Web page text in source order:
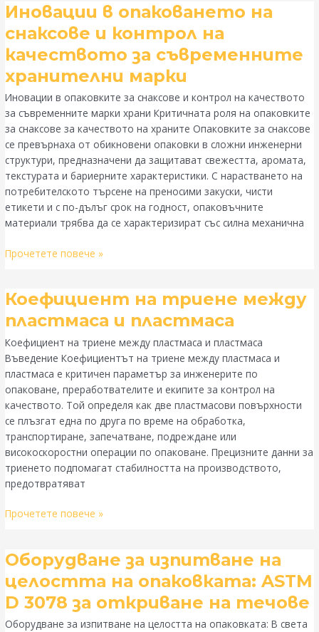
Иновации в опаковането на
снаксове и контрол на
качеството за съвременните
хранителни марки
Иновации в опаковките за снаксове и контрол на качеството
за съвременните марки храни Критичната роля на опаковките
за снаксове за качеството на храните Опаковките за снаксове
се превърнаха от обикновени опаковки в сложни инженерни
структури, предназначени да защитават свежестта, аромата,
текстурата и бариерните характеристики. С нарастването на
потребителското търсене на преносими закуски, чисти
етикети и с по-дълъг срок на годност, опаковъчните
материали трябва да се характеризират със силна механична
Иновации
опаковането
на
снаксове
и
контрол
на
качеството
за
съвременните
хранителни
марки
Прочетете повече »
Коефициент на триене между
пластмаса и пластмаса
Коефициент на триене между пластмаса и пластмаса
Въведение Коефициентът на триене между пластмаса и
пластмаса е критичен параметър за инженерите по
опаковане, преработвателите и екипите за контрол на
качеството. Той определя как две пластмасови повърхности
се плъзгат една по друга по време на обработка,
транспортиране, запечатване, подреждане или
високоскоростни операции по опаковане. Прецизните данни за
триенето подпомагат стабилността на производството,
предотвратяват
Коефициент
триене
между
пластмаса
и
пластмаса
Прочетете повече »
Оборудване за изпитване на
целостта на опаковката: ASTM
D 3078 за откриване на течове
Оборудване за изпитване на целостта на опаковката: В света
Оборудване
изпитване
на
целостта